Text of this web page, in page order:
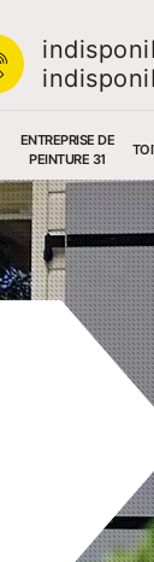
ENTREPRISE DE
PEINTURE 31